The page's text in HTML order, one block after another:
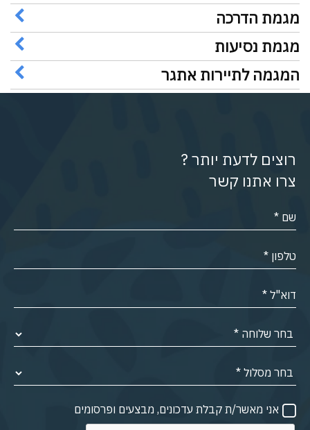
מגמת הדרכה
מגמת נסיעות
המגמה לתיירות אתגר
רוצים לדעת יותר ?
צרו אתנו קשר
אני מאשר/ת קבלת עדכונים, מבצעים ופרסומים